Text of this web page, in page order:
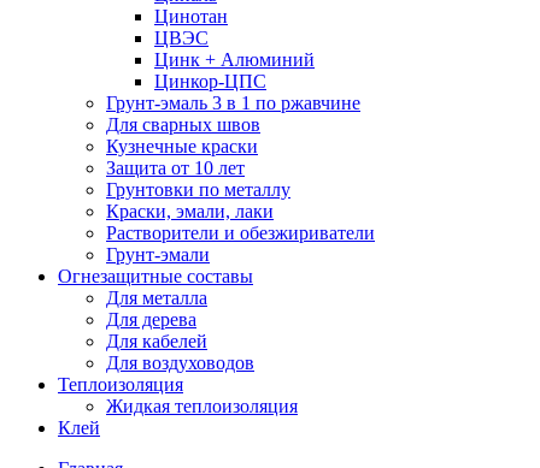
Цинотан
ЦВЭС
Цинк + Алюминий
Цинкор-ЦПС
Грунт-эмаль 3 в 1 по ржавчине
Для сварных швов
Кузнечные краски
Защита от 10 лет
Грунтовки по металлу
Краски, эмали, лаки
Растворители и обезжириватели
Грунт-эмали
Огнезащитные составы
Для металла
Для дерева
Для кабелей
Для воздуховодов
Теплоизоляция
Жидкая теплоизоляция
Клей